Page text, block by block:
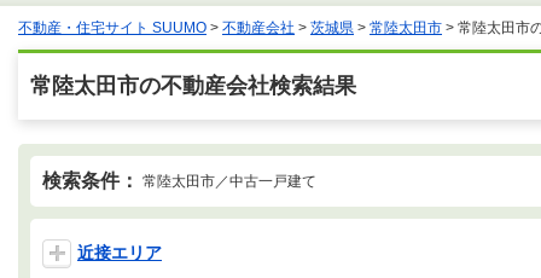
不動産・住宅サイト SUUMO > 不動産会社 > 茨城県 > 常陸太田市 > 常陸太田市
常陸太田市の不動産会社検索結果
検索条件： 常陸太田市／中古一戸建て
近接エリア